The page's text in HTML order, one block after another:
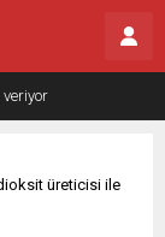
veriyor
üreticisi ile